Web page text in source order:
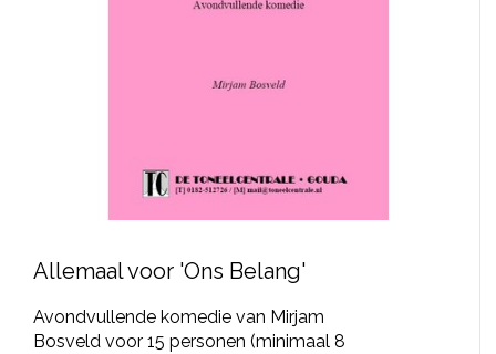
THEATERBOEKEN
Allemaal voor 'Ons Belang'
Avondvullende komedie van Mirjam
Bosveld voor 15 personen (minimaal 8